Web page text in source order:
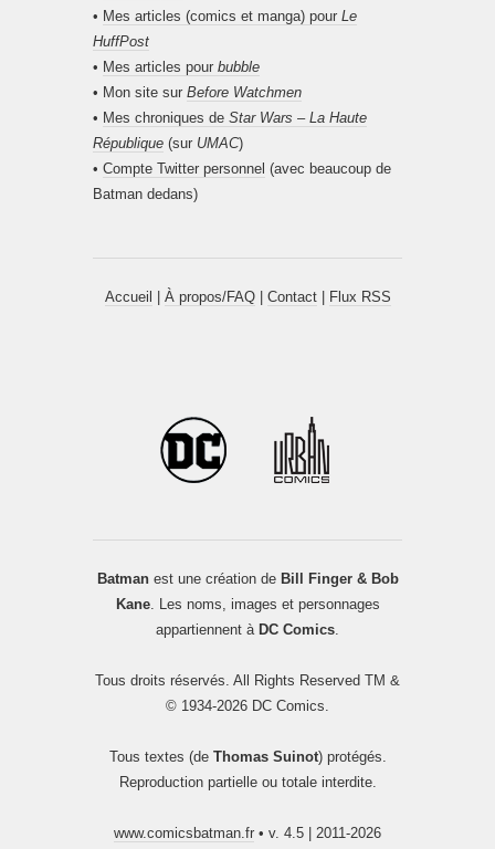
• Mes articles (comics et manga) pour Le
HuffPost
• Mes articles pour bubble
• Mon site sur Before Watchmen
• Mes chroniques de Star Wars – La Haute
République (sur UMAC)
• Compte Twitter personnel (avec beaucoup de
Batman dedans)
Accueil À propos/FAQ| Contact| Flux RSS
Batmanest une création de Bill Finger & Bob
Kane. Les noms, images et personnages
appartiennent à DC Comics
Tous droits réservés. All Rights Reserved TM &
© 1934-2026 DC Comics.
Tous textes (de Thomas Suinot) protégés.
Reproduction partielle ou totale interdite.
www.comicsbatman.fr • v. 4.5 | 2011-2026